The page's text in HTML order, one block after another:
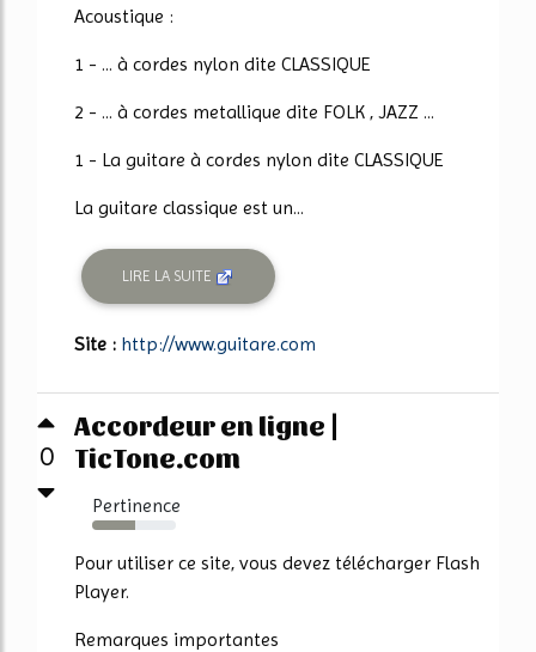
Acoustique :
1 - ... à cordes nylon dite CLASSIQUE
2 - ... à cordes metallique dite FOLK , JAZZ ...
1 - La guitare à cordes nylon dite CLASSIQUE
La guitare classique est un...
LIRE LA SUITE
Site : http://www.guitare.com
0
Accordeur en ligne |
TicTone.com
Pertinence
52%
Pour utiliser ce site, vous devez télécharger Flash
Player.
Remarques importantes